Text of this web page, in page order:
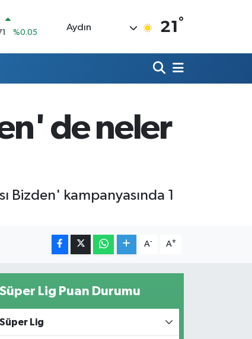
%0.05
%11
Aydın 21 °
de neler
Bizden' kampanyasında 1
A- A+
Süper Lig Puan Durumu
Süper Lig